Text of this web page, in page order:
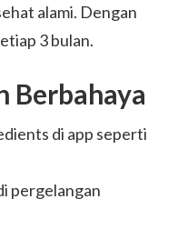
alami. Dengan
3 bulan.
Berbahaya
di app seperti
pergelangan